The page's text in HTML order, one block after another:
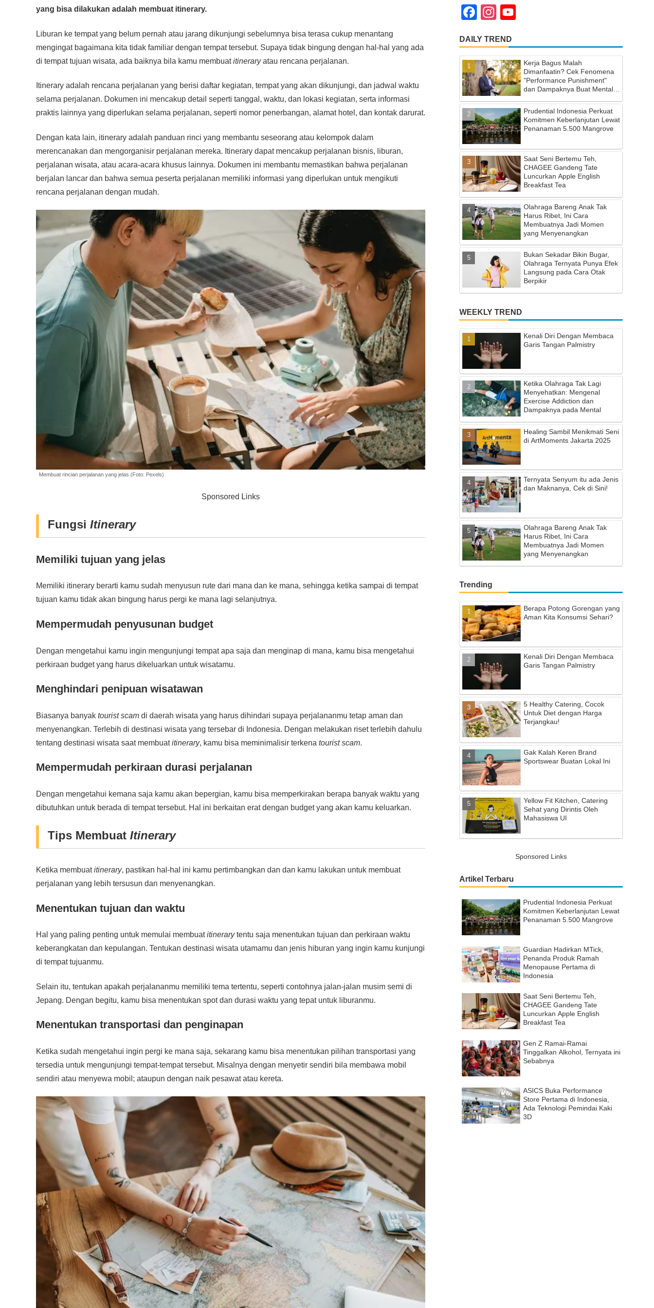
e
b
o
o
k
er s
A
p
p
e
n
g
er
y
Li
n
k
e
yang bisa dilakukan adalah membuat itinerary.
Liburan ke tempat yang belum pernah atau jarang dikunjungi sebelumnya bisa terasa cukup menantang
mengingat bagaimana kita tidak familiar dengan tempat tersebut. Supaya tidak bingung dengan hal-hal yang ada
di tempat tujuan wisata, ada baiknya bila kamu membuatitineraryatau rencana perjalanan.
Itinerary adalah rencana perjalanan yang berisi daftar kegiatan, tempat yang akan dikunjungi, dan jadwal waktu
selama perjalanan. Dokumen ini mencakup detail seperti tanggal, waktu, dan lokasi kegiatan, serta informasi
praktis lainnya yang diperlukan selama perjalanan, seperti nomor penerbangan, alamat hotel, dan kontak darurat.
Dengan kata lain, itinerary adalah panduan rinci yang membantu seseorang atau kelompok dalam
merencanakan dan mengorganisir perjalanan mereka. Itinerary dapat mencakup perjalanan bisnis, liburan,
perjalanan wisata, atau acara-acara khusus lainnya. Dokumen ini membantu memastikan bahwa perjalanan
berjalan lancar dan bahwa semua peserta perjalanan memiliki informasi yang diperlukan untuk mengikuti
rencana perjalanan dengan mudah.
Membuat rincian perjalanan yang jelas (Foto: Pexels)
Sponsored Links
Fungsi Itinerary
Memiliki tujuan yang jelas
Memiliki itinerary berarti kamu sudah menyusun rute dari mana dan ke mana, sehingga ketika sampai di tempat
tujuan kamu tidak akan bingung harus pergi ke mana lagi selanjutnya.
Mempermudah penyusunan budget
Dengan mengetahui kamu ingin mengunjungi tempat apa saja dan menginap di mana, kamu bisa mengetahui
perkiraan budget yang harus dikeluarkan untuk wisatamu.
Menghindari penipuan wisatawan
Biasanya banyak tourist scam di daerah wisata yang harus dihindari supaya perjalananmu tetap aman dan
menyenangkan. Terlebih di destinasi wisata yang tersebar di Indonesia. Dengan melakukan riset terlebih dahulu
tentang destinasi wisata saat membuatitinerary, kamu bisa meminimalisir terkena tourist scam.
Mempermudah perkiraan durasi perjalanan
Dengan mengetahui kemana saja kamu akan bepergian, kamu bisa memperkirakan berapa banyak waktu yang
dibutuhkan untuk berada di tempat tersebut. Hal ini berkaitan erat dengan budget yang akan kamu keluarkan.
Tips Membuat Itinerary
Ketika membuatitinerary, pastikan hal-hal ini kamu pertimbangkan dan dan kamu lakukan untuk membuat
perjalanan yang lebih tersusun dan menyenangkan.
Menentukan tujuan dan waktu
Hal yang paling penting untuk memulai membuatitinerarytentu saja menentukan tujuan dan perkiraan waktu
keberangkatan dan kepulangan. Tentukan destinasi wisata utamamu dan jenis hiburan yang ingin kamu kunjungi
di tempat tujuanmu.
Selain itu, tentukan apakah perjalananmu memiliki tema tertentu, seperti contohnya jalan-jalan musim semi di
Jepang. Dengan begitu, kamu bisa menentukan spot dan durasi waktu yang tepat untuk liburanmu.
Menentukan transportasi dan penginapan
Ketika sudah mengetahui ingin pergi ke mana saja, sekarang kamu bisa menentukan pilihan transportasi yang
tersedia untuk mengunjungi tempat-tempat tersebut. Misalnya dengan menyetir sendiri bila membawa mobil
sendiri atau menyewa mobil; ataupun dengan naik pesawat atau kereta.
F
c
e
b
o
o
k
In
a
gr
a
m
u
T
u
b
e
C
h
a
n
n
el
DAILY TREND
Kerja Bagus Malah
Dimanfaatin? Cek Fenomena
"Performance Punishment"
dan Dampaknya Buat Mental
Prudential Indonesia Perkuat
Komitmen Keberlanjutan Lewat
Penanaman 5.500 Mangrove
Saat Seni Bertemu Teh,
CHAGEE Gandeng Tate
Luncurkan Apple English
Breakfast Tea
Olahraga Bareng Anak Tak
Harus Ribet, Ini Cara
Membuatnya Jadi Momen
yang Menyenangkan
Bukan Sekadar Bikin Bugar,
Olahraga Ternyata Punya Efek
Langsung pada Cara Otak
Berpikir
WEEKLY TREND
Kenali Diri Dengan Membaca
Garis Tangan Palmistry
Ketika Olahraga Tak Lagi
Menyehatkan: Mengenal
Exercise Addiction dan
Dampaknya pada Mental
Healing Sambil Menikmati Seni
di ArtMoments Jakarta 2025
Ternyata Senyum itu ada Jenis
dan Maknanya, Cek di Sini!
Olahraga Bareng Anak Tak
Harus Ribet, Ini Cara
Membuatnya Jadi Momen
yang Menyenangkan
Trending
Berapa Potong Gorengan yang
Aman Kita Konsumsi Sehari?
Kenali Diri Dengan Membaca
Garis Tangan Palmistry
5 Healthy Catering, Cocok
Untuk Diet dengan Harga
Terjangkau!
Gak Kalah Keren Brand
Sportswear Buatan Lokal Ini
Yellow Fit Kitchen, Catering
Sehat yang Dirintis Oleh
Mahasiswa UI
Sponsored Links
Artikel Terbaru
Prudential Indonesia Perkuat
Komitmen Keberlanjutan Lewat
Penanaman 5.500 Mangrove
Guardian Hadirkan MTick,
Penanda Produk Ramah
Menopause Pertama di
Indonesia
Saat Seni Bertemu Teh,
CHAGEE Gandeng Tate
Luncurkan Apple English
Breakfast Tea
Gen Z Ramai-Ramai
Tinggalkan Alkohol, Ternyata ini
Sebabnya
ASICS Buka Performance
Store Pertama di Indonesia,
Ada Teknologi Pemindai Kaki
3D